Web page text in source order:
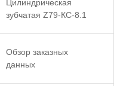
Цилиндрическая
зубчатая Z79-КС-8.1
Обзор заказных
данных